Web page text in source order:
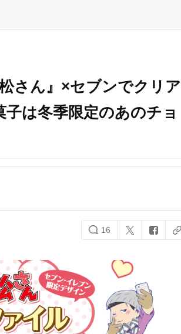
さん』×セブンでクリア
は冬季限定のあのチョ
16